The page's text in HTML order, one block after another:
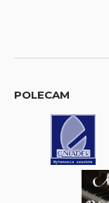
POLECAM